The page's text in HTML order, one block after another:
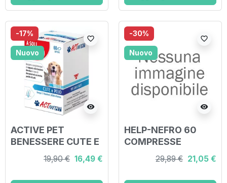
-17%
Nuovo
visibility
favorite_border
ACTIVE PET
BENESSERE CUTE E
PELO 60 SOFTGEL
19,90 € 16,49 €
-30%
Nuovo
visibility
favorite_border
HELP-NEFRO 60
COMPRESSE
29,89 € 21,05 €